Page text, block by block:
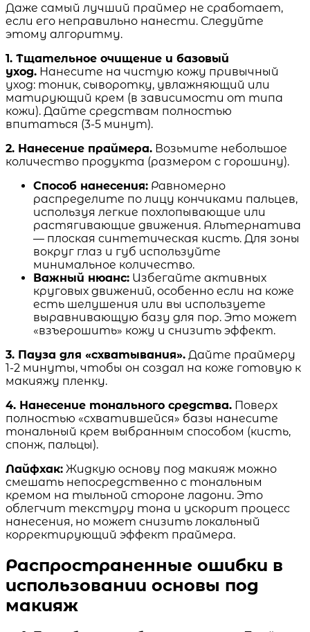
Даже самый лучший праймер не сработает,
если его неправильно нанести. Следуйте
этому алгоритму.
1. Тщательное очищение и базовый
уход. Нанесите на чистую кожу привычный
уход: тоник, сыворотку, увлажняющий или
матирующий крем (в зависимости от типа
кожи). Дайте средствам полностью
впитаться (3-5 минут).
2. Нанесение праймера. Возьмите небольшое
количество продукта (размером с горошину).
Способ нанесения: Равномерно
распределите по лицу кончиками пальцев,
используя легкие похлопывающие или
растягивающие движения. Альтернатива
— плоская синтетическая кисть. Для зоны
вокруг глаз и губ используйте
минимальное количество.
Важный нюанс: Избегайте активных
круговых движений, особенно если на коже
есть шелушения или вы используете
выравнивающую базу для пор. Это может
«взъерошить» кожу и снизить эффект.
3. Пауза для «схватывания». Дайте праймеру
1-2 минуты, чтобы он создал на коже готовую к
макияжу пленку.
4. Нанесение тонального средства. Поверх
полностью «схватившейся» базы нанесите
тональный крем выбранным способом (кисть,
спонж, пальцы).
Лайфхак: Жидкую основу под макияж можно
смешать непосредственно с тональным
кремом на тыльной стороне ладони. Это
облегчит текстуру тона и ускорит процесс
нанесения, но может снизить локальный
корректирующий эффект праймера.
Распространенные ошибки в
использовании основы под
макияж